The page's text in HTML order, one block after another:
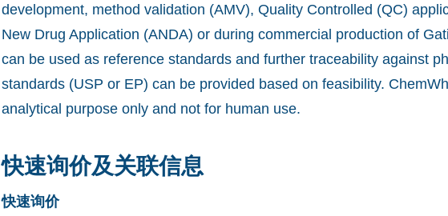
development, method validation (AMV), Quality Controlled (QC)
New Drug Application (ANDA) or during commercial production of
can be used as reference standards and further traceability against
standards (USP or EP) can be provided based on feasibility.
analytical purpose only and not for human use.
快速询价及关联信息
快速询价